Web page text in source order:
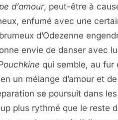
d’amour, peut-être à
enfumé avec une
d’Odezenne
envie de danser avec
qui semble, au fur
un mélange d’amour et
se poursuit dans
plus rythmé que le reste